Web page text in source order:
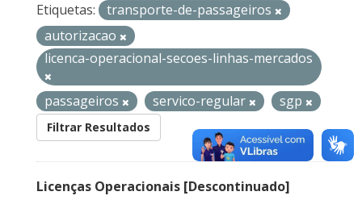
Etiquetas:
transporte-de-passageiros
autorizacao
licenca-operacional-secoes-linhas-mercados
passageiros servico-regular sgp
Filtrar Resultados
Licenças Operacionais [Descontinuado]